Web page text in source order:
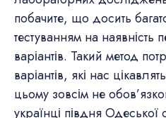
побачите, що досить
тестуванням на наявність
варіантів. Такий метод
варіантів, які нас
цьому зовсім не
українці півдня Одеської